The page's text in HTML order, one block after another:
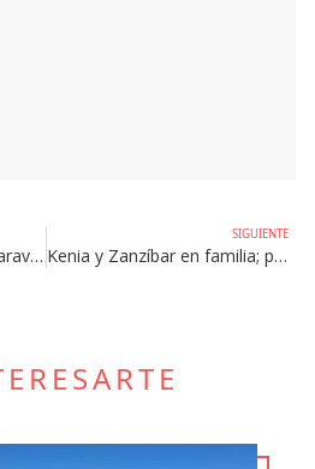
Botswana y Zimbawe: maravilloso sueño que hemos vivido
SIGUIENTE
Kenia y Zanzíbar en familia; pura felicidad